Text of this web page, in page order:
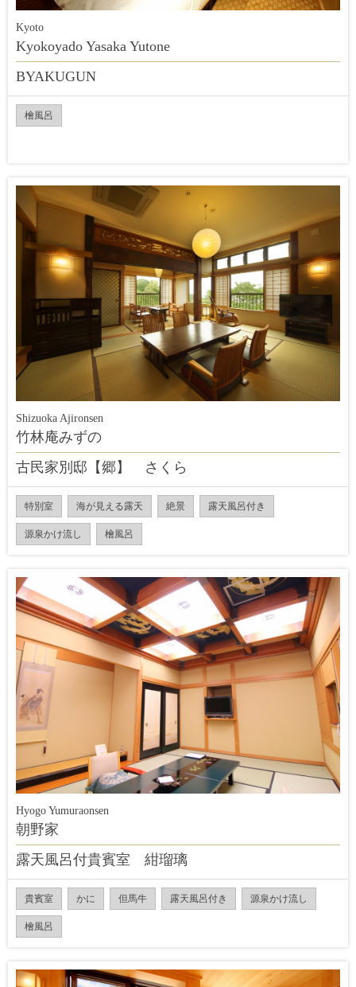
Kyoto
Kyokoyado Yasaka Yutone
BYAKUGUN
檜風呂
Shizuoka Ajironsen
竹林庵みずの
古民家別邸【郷】 さくら
特別室 海が見える露天 絶景 露天風呂付き
源泉かけ流し 檜風呂
Hyogo Yumuraonsen
朝野家
露天風呂付貴賓室 紺瑠璃
貴賓室 かに 但馬牛 露天風呂付き 源泉かけ流し
檜風呂